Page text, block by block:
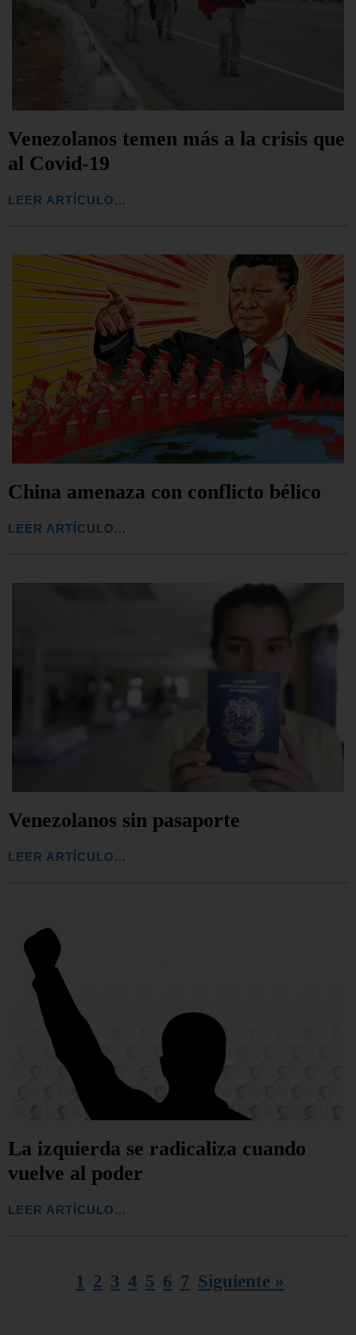
Venezolanos temen más a la crisis que
al Covid-19
LEER ARTÍCULO...
China amenaza con conflicto bélico
LEER ARTÍCULO...
Venezolanos sin pasaporte
LEER ARTÍCULO...
La izquierda se radicaliza cuando
vuelve al poder
LEER ARTÍCULO...
1 2 3 4 5 6 7 Siguiente »